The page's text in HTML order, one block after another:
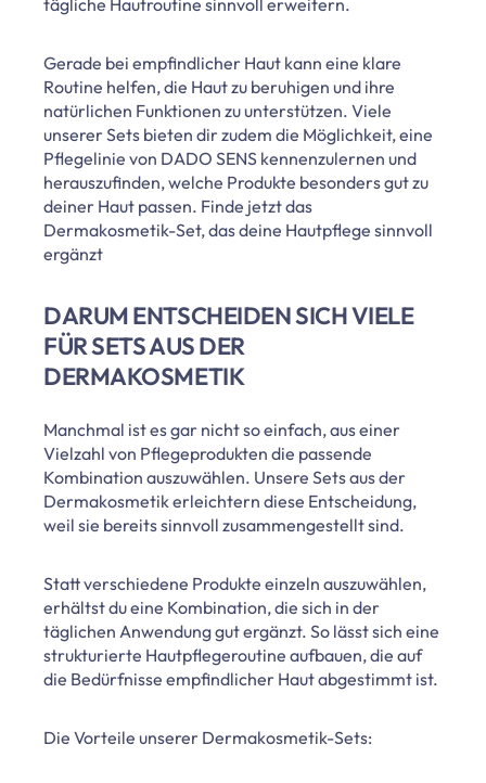
Gerade bei empfindlicher Haut kann eine klare
Routine helfen, die Haut zu beruhigen und ihre
natürlichen Funktionen zu unterstützen. Viele
unserer Sets bieten dir zudem die Möglichkeit, eine
Pflegelinie von DADO SENS kennenzulernen und
herauszufinden, welche Produkte besonders gut zu
deiner Haut passen. Finde jetzt das
Dermakosmetik-Set, das deine Hautpflege sinnvoll
ergänzt
DARUM ENTSCHEIDEN SICH VIELE
FÜR SETS AUS DER
DERMAKOSMETIK
Manchmal ist es gar nicht so einfach, aus einer
Vielzahl von Pflegeprodukten die passende
Kombination auszuwählen. Unsere Sets aus der
Dermakosmetik erleichtern diese Entscheidung,
weil sie bereits sinnvoll zusammengestellt sind.
Statt verschiedene Produkte einzeln auszuwählen,
erhältst du eine Kombination, die sich in der
täglichen Anwendung gut ergänzt. So lässt sich eine
strukturierte Hautpflegeroutine aufbauen, die auf
die Bedürfnisse empfindlicher Haut abgestimmt ist.
Die Vorteile unserer Dermakosmetik-Sets: